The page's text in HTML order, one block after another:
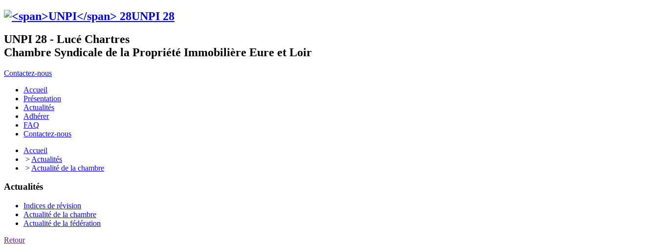
UNPI 28
UNPI 28 - Lucé Chartres
Chambre Syndicale de la Propriété Immobilière Eure et Loir
Contactez-nous
Accueil
Présentation
Actualités
Adhérer
FAQ
Contactez-nous
Accueil
> Actualités
> Actualité de la chambre
Actualités
Indices de révision
Actualité de la chambre
Actualité de la fédération
Retour